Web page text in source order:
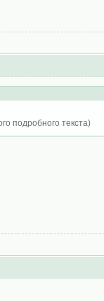
подробного текста)